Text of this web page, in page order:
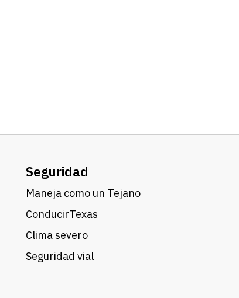
Seguridad
Maneja como un Tejano
ConducirTexas
Clima severo
Seguridad vial